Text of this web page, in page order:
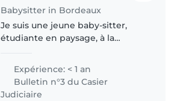
Babysitter in Bordeaux
Je suis une jeune baby-sitter,
étudiante en paysage, à la
baby-sitting. J'ai une certification
de premiers secours et je suis à
l'aise avec les animaux..
Expérience: < 1 an
Bulletin n°3 du Casier
Judiciaire